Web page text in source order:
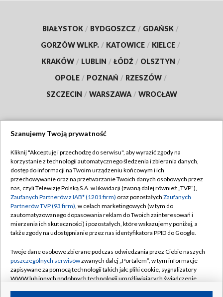
BIAŁYSTOK / BYDGOSZCZ / GDAŃSK /
GORZÓW WLKP. / KATOWICE / KIELCE /
KRAKÓW / LUBLIN / ŁÓDŹ / OLSZTYN /
OPOLE / POZNAŃ / RZESZÓW /
SZCZECIN / WARSZAWA / WROCŁAW
TVP
Abonament TVP
Emisja w TVP
Centrum informacji TVP
Naziemna Telewizja Cyfrowa
Rada Programowa
System NOS
Informacje o nadawcy
Regulamin TVP
Polityka prywatności
Moje zgody
Pomoc
Kontakt
Kanały
Szanujemy Twoją prywatność
Kliknij "Akceptuję i przechodzę do serwisu", aby wyrazić zgody na
korzystanie z technologii automatycznego śledzenia i zbierania danych,
dostęp do informacji na Twoim urządzeniu końcowym i ich
przechowywanie oraz na przetwarzanie Twoich danych osobowych przez
nas, czyli Telewizję Polską S.A. w likwidacji (zwaną dalej również „TVP”),
Zaufanych Partnerów z IAB* (1201 firm) oraz pozostałych Zaufanych
Partnerów TVP (93 firm), w celach marketingowych (w tym do
zautomatyzowanego dopasowania reklam do Twoich zainteresowań i
mierzenia ich skuteczności) i pozostałych, które wskazujemy poniżej, a
także zgody na udostępnianie przez nas identyfikatora PPID do Google.
Twoje dane osobowe zbierane podczas odwiedzania przez Ciebie naszych
poszczególnych serwisówzwanych dalej „Portalem”, w tym informacje
zapisywane za pomocą technologii takich jak: pliki cookie, sygnalizatory
WWW lub innych podobnych technologii umożliwiających świadczenie